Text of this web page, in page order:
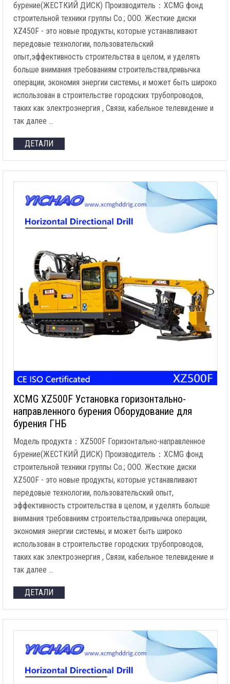
бурение(ЖЕСТКИЙ ДИСК) Производитель：XCMG фонд
строительной техники группы Co.; ООО. Жесткие диски
XZ450F - это новые продукты, которые устанавливают
передовые технологии, пользовательский
опыт,эффективность строительства в целом, и уделять
больше внимания требованиям строительства,привычка
операции, экономия энергии системы, и может быть широко
использован в строительстве городских трубопроводов,
таких как электроэнергия , Связи, кабельное телевидение и
так далее …
ДЕТАЛИ
XCMG XZ500F Установка горизонтально-
направленного бурения Оборудование для
бурения ГНБ
Модель продукта：XZ500F Горизонтально-направленное
бурение(ЖЕСТКИЙ ДИСК) Производитель：XCMG фонд
строительной техники группы Co.; ООО. Жесткие диски
XZ500F - это новые продукты, которые устанавливают
передовые технологии, пользовательский опыт,
эффективность строительства в целом, и уделять больше
внимания требованиям строительства,привычка операции,
экономия энергии системы, и может быть широко
использован в строительстве городских трубопроводов,
таких как электроэнергия , Связи, кабельное телевидение и
так далее …
ДЕТАЛИ